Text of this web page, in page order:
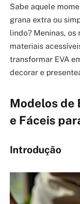
Sabe aquele
grana extra ou
lindo? Meninas, os
materiais
transformar EVA
decorar e
Modelos de
e Fáceis
Introdução